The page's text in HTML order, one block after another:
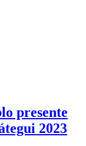
presente
2023